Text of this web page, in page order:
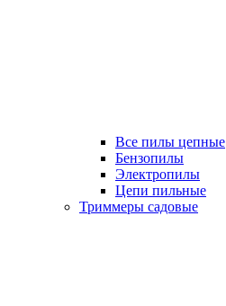
Все пилы цепные
Бензопилы
Электропилы
Цепи пильные
Триммеры садовые